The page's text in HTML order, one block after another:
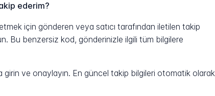
ederim?
için gönderen veya satıcı tarafından iletilen takip
Bu benzersiz kod, gönderinizle ilgili tüm bilgilere
girin ve onaylayın. En güncel takip bilgileri otomatik olarak